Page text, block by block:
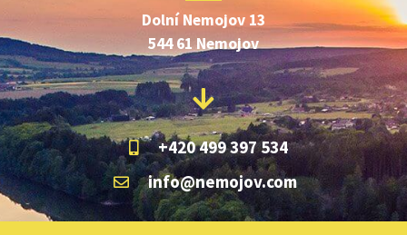
Dolní Nemojov 13
544 61 Nemojov
+420 499 397 534
info@nemojov.com